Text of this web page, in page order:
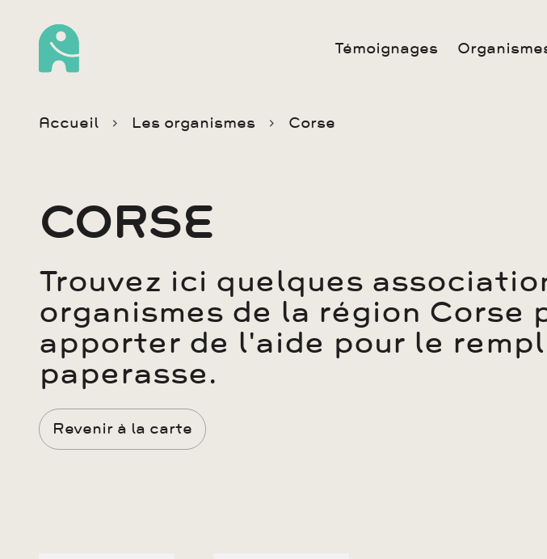
Témoignages
Accueil Les organismes Corse
CORSE
Trouvez ici quelques
organismes de la région Corse
apporter de l'aide pour le
paperasse.
Revenir à la carte